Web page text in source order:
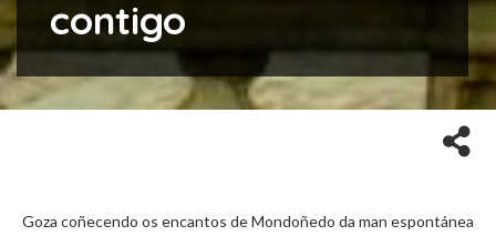
contigo
Goza coñecendo os encantos de Mondoñedo da man espontánea